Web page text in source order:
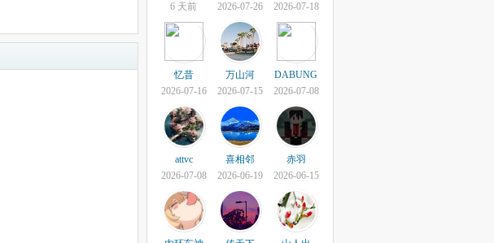
6 天前
2026-07-26
2026-07-18
忆昔
2026-07-16
万山河
2026-07-15
DABUNG
2026-07-08
attvc
2026-07-08
喜相邻
2026-06-19
赤羽
2026-06-15